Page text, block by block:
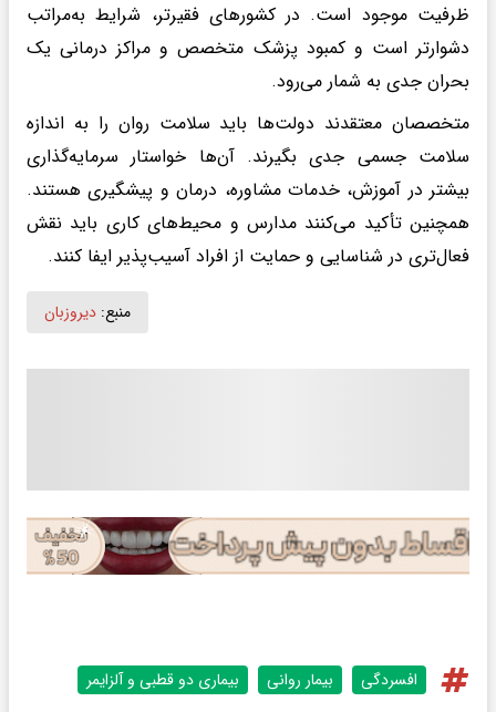
ظرفیت موجود است. در کشورهای فقیرتر، شرایط به‌مراتب
دشوارتر است و کمبود پزشک متخصص و مراکز درمانی یک
بحران جدی به شمار می‌رود.
متخصصان معتقدند دولت‌ها باید سلامت روان را به اندازه
سلامت جسمی جدی بگیرند. آن‌ها خواستار سرمایه‌گذاری
بیشتر در آموزش، خدمات مشاوره، درمان و پیشگیری هستند.
همچنین تأکید می‌کنند مدارس و محیط‌های کاری باید نقش
فعال‌تری در شناسایی و حمایت از افراد آسیب‌پذیر ایفا کنند.
منبع: دیروزبان
افسردگی بیمار روانی بیماری دو قطبی و آلزایمر